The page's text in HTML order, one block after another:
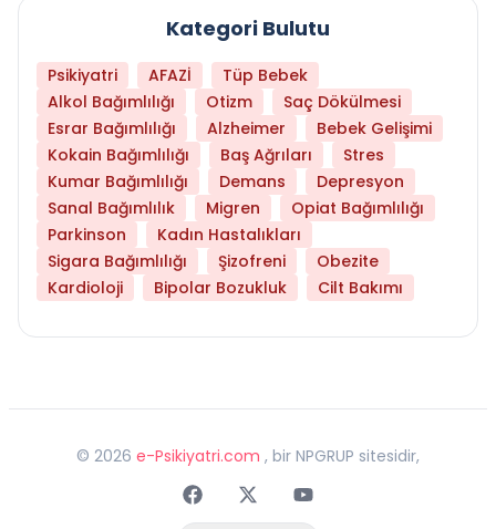
Kategori Bulutu
Psikiyatri AFAZİ
Tüp Bebek
Alkol Bağımlılığı
Otizm
Saç Dökülmesi
Esrar Bağımlılığı
Alzheimer
Bebek Gelişimi
Kokain Bağımlılığı
Baş Ağrıları
Stres
Kumar Bağımlılığı
Demans
Depresyon
Sanal Bağımlılık
Migren
Opiat Bağımlılığı
Parkinson
Kadın Hastalıkları
Sigara Bağımlılığı
Şizofreni
Obezite
Kardioloji
Bipolar Bozukluk Cilt Bakımı
© 2026 e-Psikiyatri.com , bir NPGRUP sitesidir,
FaceebokTwitterYoutube